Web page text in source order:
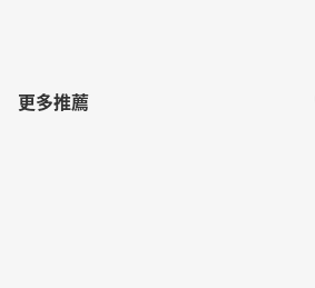
更多推薦